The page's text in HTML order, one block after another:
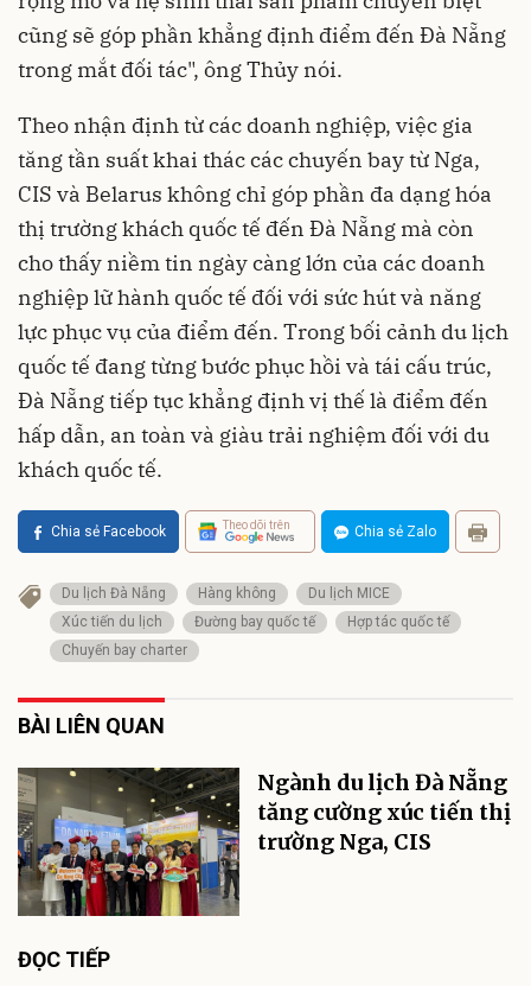
cũng sẽ góp phần khẳng định điểm đến Đà Nẵng
trong mắt đối tác", ông Thủy nói.
Theo nhận định từ các doanh nghiệp, việc gia
tăng tần suất khai thác các chuyến bay từ Nga,
CIS và Belarus không chỉ góp phần đa dạng hóa
thị trường khách quốc tế đến Đà Nẵng mà còn
cho thấy niềm tin ngày càng lớn của các doanh
nghiệp lữ hành quốc tế đối với sức hút và năng
lực phục vụ của điểm đến. Trong bối cảnh du lịch
quốc tế đang từng bước phục hồi và tái cấu trúc,
Đà Nẵng tiếp tục khẳng định vị thế là điểm đến
hấp dẫn, an toàn và giàu trải nghiệm đối với du
khách quốc tế.
Chia sẻ Facebook Theo dõi trên Chia sẻ Zalo
Du lịch Đà Nẵng Hàng không
Du lịch MICE
Xúc tiến du lịch
Đường bay quốc tế
Hợp tác quốc tế
Chuyến bay charter
BÀI LIÊN QUAN
Ngành du lịch Đà Nẵng
tăng cường xúc tiến thị
trường Nga, CIS
ĐỌC TIẾP